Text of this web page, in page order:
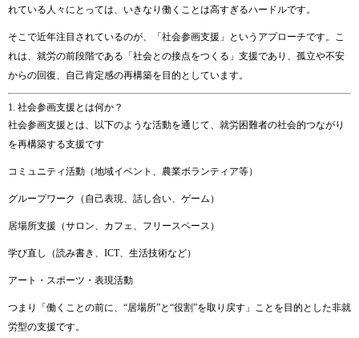
れている 人々 にとっては、 いきなり 働く ことは高すぎるハードルです。
そこで近年注目 されているのが、「 社会参画支援」 という アプローチです。 こ
れは、 就労の前段階である「 社会との接点をつくる」 支援であり、 孤立や不安
からの回復、 自己肯定感の再構築を 目的 としています。
1. 社会参画支援 とは何か？
社会参画支援 とは、 以下のよう な活動を通じて、 就労困難者の社会的つながり
を再構築する支援です
コミュニティ活動（地域イベント、 農業ボランティア等）
グループワーク（ 自己表現、 話し合い、 ゲーム）
居場所支援（サロン、 カフェ、 フリースペース）
学び直し（読み書き、 ICT、 生活技術など）
アート・ スポーツ・ 表現活動
つまり「 働く ことの前に、“居場所”と“役割”を取り戻す」 こと を 目的 と した非就
労型の支援です。